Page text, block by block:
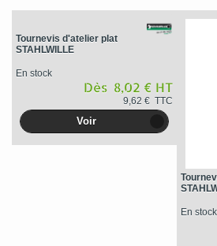
Tournevis d'atelier plat
STAHLWILLE
En stock
Dès 8,02 € HT
9,62 € TTC
Voir
En stock